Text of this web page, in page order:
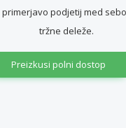
primerjavo podjetij med
tržne deleže.
Preizkusi polni dostop